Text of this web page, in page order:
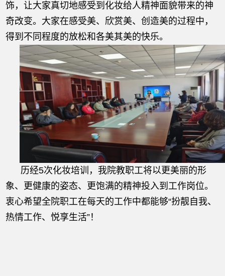
饰，让大家真切地感受到化妆给人精神面貌带来的神
奇改变。大家在感受美、欣赏美、创造美的过程中，
得到不同程度的放松和各美其美的快乐。
历经5次化妆培训，我院教职工将以更美丽的形
象、更健康的姿态、更饱满的精神投入到工作岗位。
衷心希望全院职工在每天的工作中都能够“扮靓自我、
热情工作、悦享生活”！